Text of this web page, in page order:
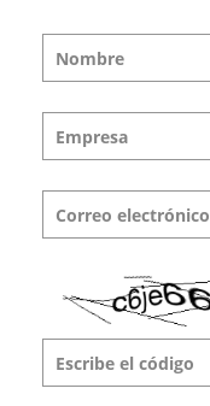
Nombre
Empresa
Correo electrónico
Escribe el código